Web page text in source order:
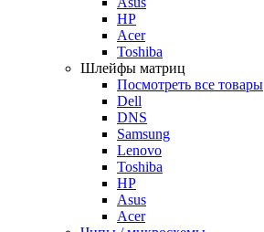
HP
Acer
Toshiba
Шлейфы матриц
Посмотреть все товары
Dell
DNS
Samsung
Lenovo
Toshiba
HP
Asus
Acer